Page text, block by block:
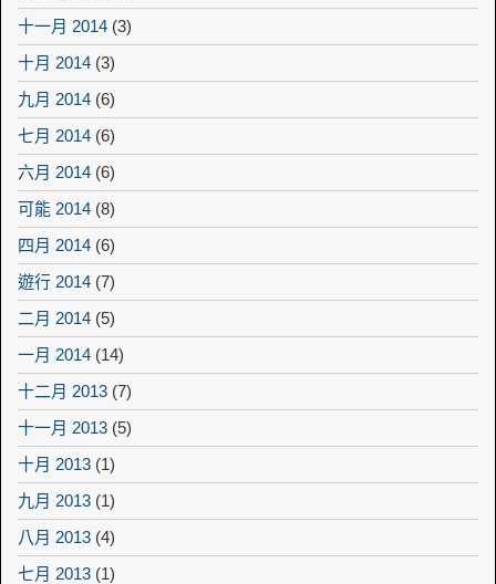
十一月 2014 (3)
十月 2014 (3)
九月 2014 (6)
七月 2014 (6)
六月 2014 (6)
可能 2014 (8)
四月 2014 (6)
遊行 2014 (7)
二月 2014 (5)
一月 2014 (14)
十二月 2013 (7)
十一月 2013 (5)
十月 2013 (1)
九月 2013 (1)
八月 2013 (4)
七月 2013 (1)